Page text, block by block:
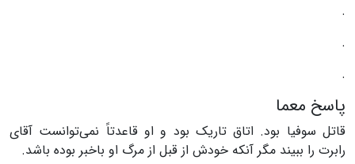
.
.
.
پاسخ معما
قاتل سوفیا بود. اتاق تاریک بود و او قاعدتاً نمی‌توانست آقای
رابرت را ببیند مگر آنکه خودش از قبل از مرگ او باخبر بوده باشد.